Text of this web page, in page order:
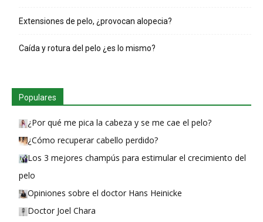
Extensiones de pelo, ¿provocan alopecia?
Caída y rotura del pelo ¿es lo mismo?
Populares
¿Por qué me pica la cabeza y se me cae el pelo?
¿Cómo recuperar cabello perdido?
Los 3 mejores champús para estimular el crecimiento del
pelo
Opiniones sobre el doctor Hans Heinicke
Doctor Joel Chara